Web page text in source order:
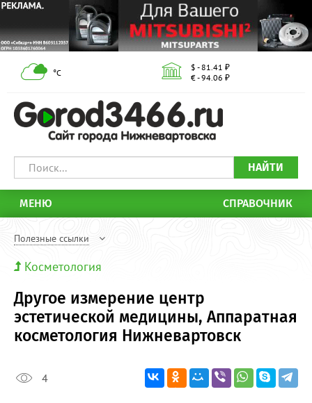
°С
$ - 81.41 ₽
€ - 94.06 ₽
НАЙТИ
МЕНЮ СПРАВОЧНИК
Полезные ссылки
Косметология
Другое измерение центр
эстетической медицины, Аппаратная
косметология Нижневартовск
4